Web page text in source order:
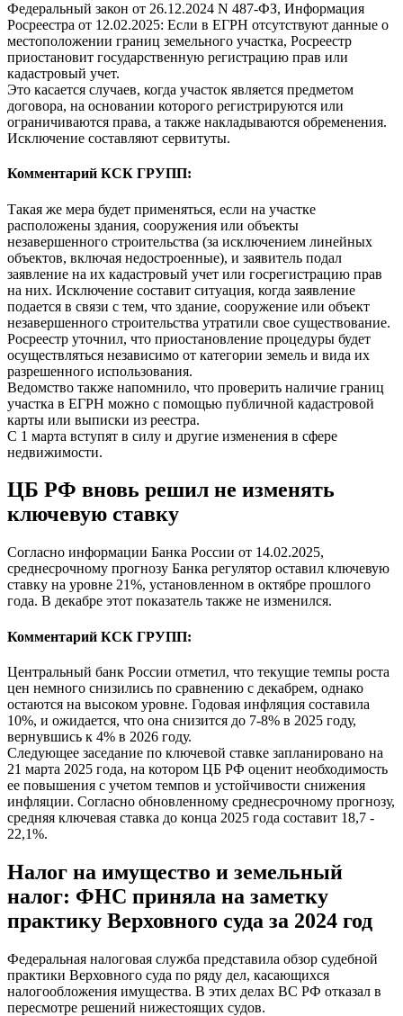
Федеральный закон от 26.12.2024 N 487-ФЗ, Информация
Росреестра от 12.02.2025: Если в ЕГРН отсутствуют данные о
местоположении границ земельного участка, Росреестр
приостановит государственную регистрацию прав или
кадастровый учет.
Это касается случаев, когда участок является предметом
договора, на основании которого регистрируются или
ограничиваются права, а также накладываются обременения.
Исключение составляют сервитуты.
Комментарий КСК ГРУПП:
Такая же мера будет применяться, если на участке
расположены здания, сооружения или объекты
незавершенного строительства (за исключением линейных
объектов, включая недостроенные), и заявитель подал
заявление на их кадастровый учет или госрегистрацию прав
на них. Исключение составит ситуация, когда заявление
подается в связи с тем, что здание, сооружение или объект
незавершенного строительства утратили свое существование.
Росреестр уточнил, что приостановление процедуры будет
осуществляться независимо от категории земель и вида их
разрешенного использования.
Ведомство также напомнило, что проверить наличие границ
участка в ЕГРН можно с помощью публичной кадастровой
карты или выписки из реестра.
С 1 марта вступят в силу и другие изменения в сфере
недвижимости.
ЦБ РФ вновь решил не изменять
ключевую ставку
Согласно информации Банка России от 14.02.2025,
среднесрочному прогнозу Банка регулятор оставил ключевую
ставку на уровне 21%, установленном в октябре прошлого
года. В декабре этот показатель также не изменился.
Комментарий КСК ГРУПП:
Центральный банк России отметил, что текущие темпы роста
цен немного снизились по сравнению с декабрем, однако
остаются на высоком уровне. Годовая инфляция составила
10%, и ожидается, что она снизится до 7-8% в 2025 году,
вернувшись к 4% в 2026 году.
Следующее заседание по ключевой ставке запланировано на
21 марта 2025 года, на котором ЦБ РФ оценит необходимость
ее повышения с учетом темпов и устойчивости снижения
инфляции. Согласно обновленному среднесрочному прогнозу,
средняя ключевая ставка до конца 2025 года составит 18,7 -
22,1%.
Налог на имущество и земельный
налог: ФНС приняла на заметку
практику Верховного суда за 2024 год
Федеральная налоговая служба представила обзор судебной
практики Верховного суда по ряду дел, касающихся
налогообложения имущества. В этих делах ВС РФ отказал в
пересмотре решений нижестоящих судов.